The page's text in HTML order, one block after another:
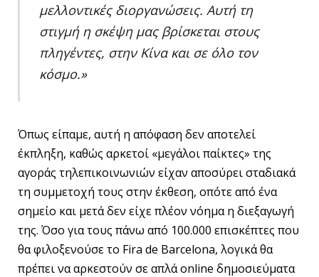
μελλοντικές διοργανώσεις. Αυτή τη
στιγμή η σκέψη μας βρίσκεται στους
πληγέντες, στην Κίνα και σε όλο τον
κόσμο.»
Όπως είπαμε, αυτή η απόφαση δεν αποτελεί
έκπληξη, καθώς αρκετοί «μεγάλοι παίκτες» της
αγοράς τηλεπικοινωνιών είχαν αποσύρει σταδιακά
τη συμμετοχή τους στην έκθεση, οπότε από ένα
σημείο και μετά δεν είχε πλέον νόημα η διεξαγωγή
της. Όσο για τους πάνω από 100.000 επισκέπτες που
θα φιλοξενούσε το Fira de Barcelona, λογικά θα
πρέπει να αρκεστούν σε απλά online δημοσιεύματα